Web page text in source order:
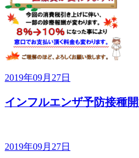
2019年09月27日
インフルエンザ予防接種
2019年09月27日